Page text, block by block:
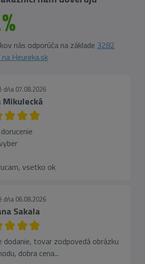
nás odporúča na základe 3282
Heureka.sk
dňa 07.08.2026
vsetko ok
dňa 06.08.2026
Sakala
dodanie, tovar zodpovedá obrázku
dobra cena...